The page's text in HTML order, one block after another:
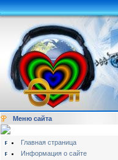
Меню сайта
Главная страница
Информация о сайте